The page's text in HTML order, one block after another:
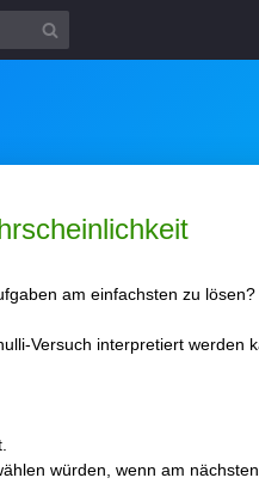
am einfachsten zu lösen?
Versuch interpretiert werden
würden, wenn am